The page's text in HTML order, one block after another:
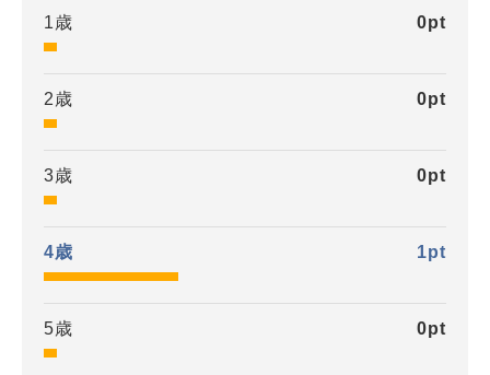
1歳 0pt
2歳 0pt
3歳 0pt
4歳 1pt
5歳 0pt